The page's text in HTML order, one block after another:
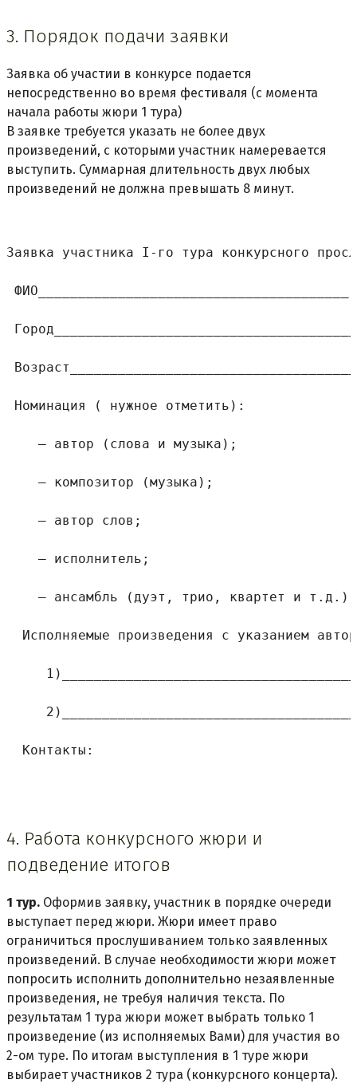
3. Порядок подачи заявки
Заявка об участии в конкурсе подается
непосредственно во время фестиваля (с момента
начала работы жюри 1 тура)
В заявке требуется указать не более двух
произведений, с которыми участник намеревается
выступить. Суммарная длительность двух любых
произведений не должна превышать 8 минут.
  Контакты:
4. Работа конкурсного жюри и
подведение итогов
1 тур. Оформив заявку, участник в порядке очереди
выступает перед жюри. Жюри имеет право
ограничиться прослушиванием только заявленных
произведений. В случае необходимости жюри может
попросить исполнить дополнительно незаявленные
произведения, не требуя наличия текста. По
результатам 1 тура жюри может выбрать только 1
произведение (из исполняемых Вами) для участия во
2-ом туре. По итогам выступления в 1 туре жюри
выбирает участников 2 тура (конкурсного концерта).